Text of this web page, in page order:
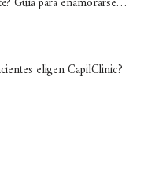
eligen CapilClinic?